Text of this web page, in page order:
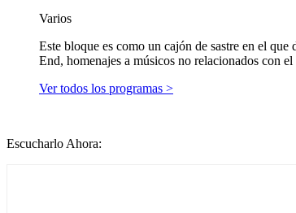
Varios
Este bloque es como un cajón de sastre en el
End, homenajes a músicos no relacionados con
Ver todos los programas >
Escucharlo Ahora: